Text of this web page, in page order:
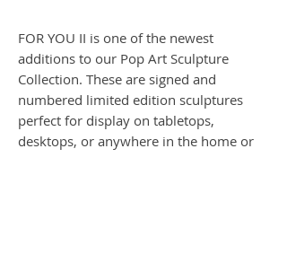
FOR YOU II is one of the newest
additions to our Pop Art Sculpture
Collection. These are signed and
numbered limited edition sculptures
perfect for display on tabletops,
desktops, or anywhere in the home or